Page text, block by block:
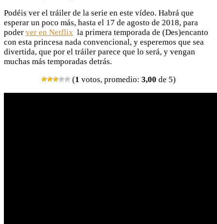
Podéis ver el tráiler de la serie en este vídeo. Habrá que
esperar un poco más, hasta el 17 de agosto de 2018, para
poder ver en Netflix la primera temporada de (Des)encanto
con esta princesa nada convencional, y esperemos que sea
divertida, que por el tráiler parece que lo será, y vengan
muchas más temporadas detrás.
(1 votos, promedio: 3,00 de 5)